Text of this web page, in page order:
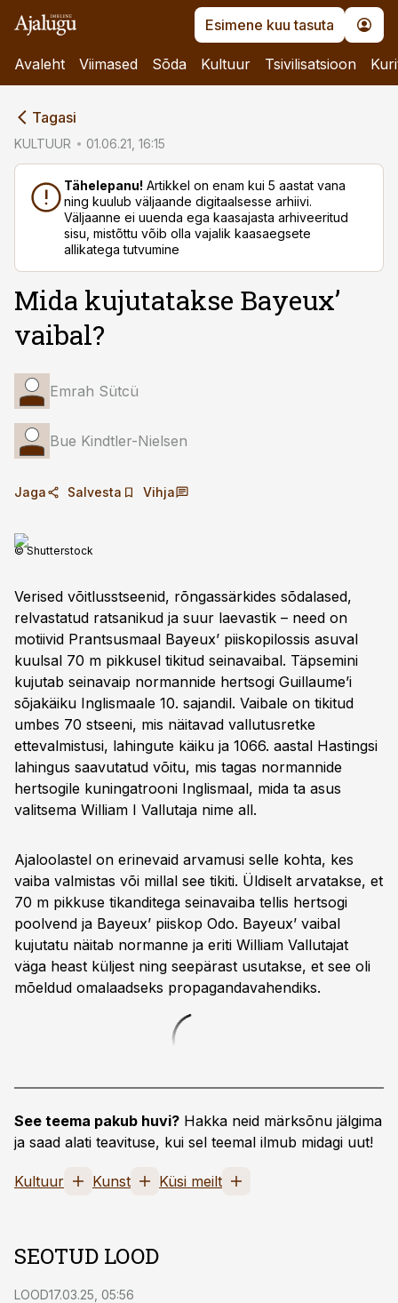
Esimene kuu tasuta
Avaleht Viimased Sõda Kultuur Tsivilisatsioon
Tagasi
KULTUUR 01.06.21, 16:15
Tähelepanu! Artikkel on enam kui 5 aastat vana
ning kuulub väljaande digitaalsesse arhiivi.
Väljaanne ei uuenda ega kaasajasta arhiveeritud
sisu, mistõttu võib olla vajalik kaasaegsete
allikatega tutvumine
Mida kujutatakse Bayeux’
vaibal?
Emrah Sütcü
Bue Kindtler-Nielsen
Jaga Salvesta Vihja
© Shutterstock
Verised võitlusstseenid, rõngassärkides sõdalased,
relvastatud ratsanikud ja suur laevastik – need on
motiivid Prantsusmaal Bayeux’ piiskopilossis asuval
kuulsal 70 m pikkusel tikitud seinavaibal. Täpsemini
kujutab seinavaip normannide hertsogi Guillaume’i
sõjakäiku Inglismaale 10. sajandil. Vaibale on tikitud
umbes 70 stseeni, mis näitavad vallutusretke
ettevalmistusi, lahingute käiku ja 1066. aastal Hastingsi
lahingus saavutatud võitu, mis tagas normannide
hertsogile kuningatrooni Inglismaal, mida ta asus
valitsema William I Vallutaja nime all.
Ajaloolastel on erinevaid arvamusi selle kohta, kes
vaiba valmistas või millal see tikiti. Üldiselt arvatakse, et
70 m pikkuse tikanditega seinavaiba tellis hertsogi
pool­vend ja Bayeux’ piiskop Odo. Bayeux’ vaibal
kujutatu näitab normanne ja eriti William Vallutajat
väga heast küljest ning seepärast usutakse, et see oli
mõeldud omalaadseks propagandavahendiks.
See teema pakub huvi? Hakka neid märksõnu jälgima
ja saad alati teavituse, kui sel teemal ilmub midagi uut!
Kultuur Kunst Küsi meilt
SEOTUD LOOD
LOOD17.03.25, 05:56